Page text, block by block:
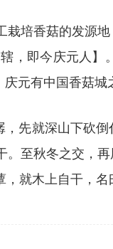
培香菇的发源
，即今庆元人
元有中国香菇城
先就深山下砍
至秋冬之交，
就木上自干，